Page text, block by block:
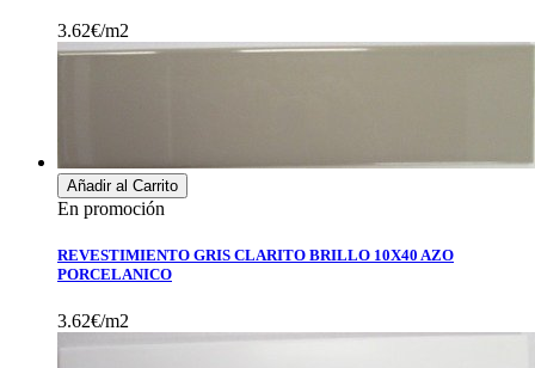
3.62€/m2
Añadir al Carrito
En promoción
REVESTIMIENTO GRIS CLARITO BRILLO 10X40 AZO
PORCELANICO
3.62€/m2